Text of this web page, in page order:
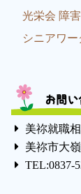
光栄会 障
シニアワー
お問い
美祢就職
美祢市大
TEL:0837-